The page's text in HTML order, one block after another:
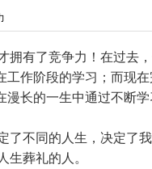
拥有了竞争力！在过去
工作阶段的学习；而现
漫长的一生中通过不断学
不同的人生，决定了我
生葬礼的人。